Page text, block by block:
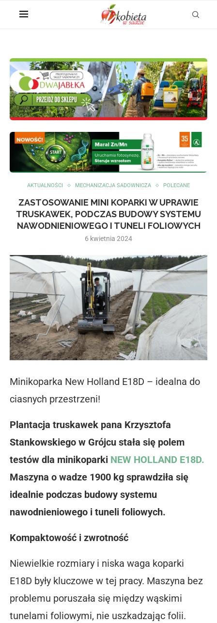
AKTUALNOŚCI MECHANIZACJA SADOWNICZA POLECANE
ZASTOSOWANIE MINI KOPARKI W UPRAWIE
TRUSKAWEK, PODCZAS BUDOWY SYSTEMU
NAWODNIENIOWEGO I TUNELI FOLIOWYCH
6 kwietnia 2024
Minikoparka New Holland E18D – idealna do
ciasnych przestrzeni!
Plantacja truskawek pana Krzysztofa
Stankowskiego w Grójcu stała się polem
testów dla minikoparki NEW HOLLAND E18D.
Maszyna o wadze 1900 kg sprawdziła się
idealnie podczas budowy systemu
nawodnieniowego i tuneli foliowych.
Kompaktowość i zwrotność
Niewielkie rozmiary i niska waga koparki
E18D były kluczowe w tej pracy. Maszyna bez
problemu poruszała się między wąskimi
tunelami foliowymi, nie uszkadzając folii.